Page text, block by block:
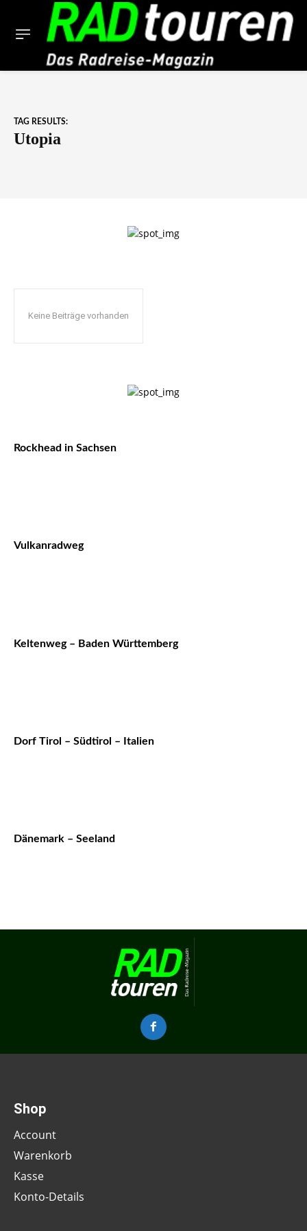
TAG RESULTS:
Utopia
Keine Beiträge vorhanden
Rockhead in Sachsen
Vulkanradweg
Keltenweg – Baden Württemberg
Dorf Tirol – Südtirol – Italien
Dänemark – Seeland
Shop
Account
Warenkorb
Kasse
Konto-Details